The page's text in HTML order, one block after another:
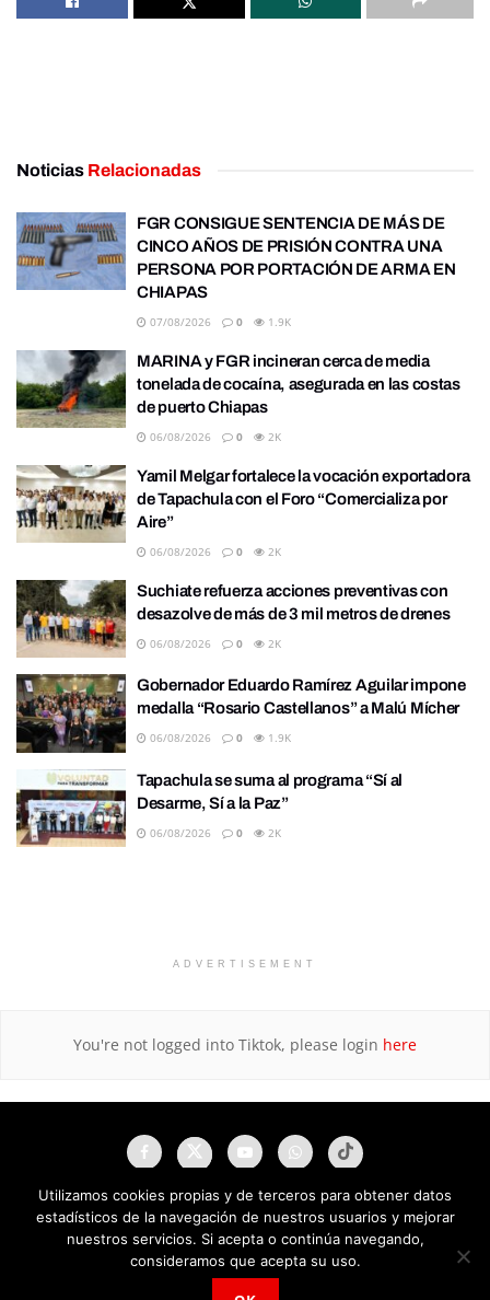
Noticias Relacionadas
FGR CONSIGUE SENTENCIA DE MÁS DE
CINCO AÑOS DE PRISIÓN CONTRA UNA
PERSONA POR PORTACIÓN DE ARMA EN
CHIAPAS
07/08/2026 0 1.9K
MARINA y FGR incineran cerca de media
tonelada de cocaína, asegurada en las costas
de puerto Chiapas
06/08/2026 0 2K
Yamil Melgar fortalece la vocación exportadora
de Tapachula con el Foro “Comercializa por
Aire”
06/08/2026 0 2K
Suchiate refuerza acciones preventivas con
desazolve de más de 3 mil metros de drenes
06/08/2026 0 2K
Gobernador Eduardo Ramírez Aguilar impone
medalla “Rosario Castellanos” a Malú Mícher
06/08/2026 0 1.9K
Tapachula se suma al programa “Sí al
Desarme, Sí a la Paz”
06/08/2026 0 2K
ADVERTISEMENT
You're not logged into Tiktok, please login here
Utilizamos cookies propias y de terceros para obtener datos
estadísticos de la navegación de nuestros usuarios y mejorar
nuestros servicios. Si acepta o continúa navegando,
consideramos que acepta su uso.